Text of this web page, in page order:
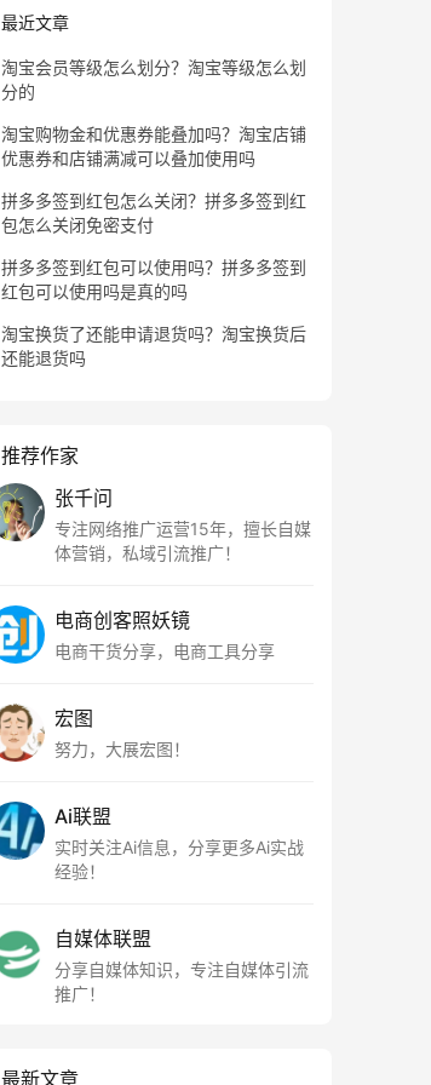
最近文章
淘宝会员等级怎么划分？淘宝等级怎么划
分的
淘宝购物金和优惠券能叠加吗？淘宝店铺
优惠券和店铺满减可以叠加使用吗
拼多多签到红包怎么关闭？拼多多签到红
包怎么关闭免密支付
拼多多签到红包可以使用吗？拼多多签到
红包可以使用吗是真的吗
淘宝换货了还能申请退货吗？淘宝换货后
还能退货吗
推荐作家
张千问
专注网络推广运营15年，擅长自媒
体营销，私域引流推广！
电商创客照妖镜
电商干货分享，电商工具分享
宏图
努力，大展宏图！
Ai联盟
实时关注Ai信息，分享更多Ai实战
经验！
自媒体联盟
分享自媒体知识，专注自媒体引流
推广！
最新文章